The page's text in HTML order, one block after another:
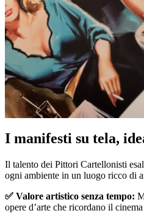
I manifesti su tela,
Il talento dei Pittori Cartellonisti
ogni ambiente in un luogo ricco di
✅ Valore artistico senza tempo:
opere d’arte che ricordano il